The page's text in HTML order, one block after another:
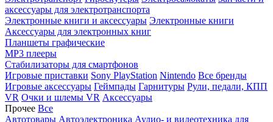
аксессуары для электротранспорта
Электронные книги и аксессуары Электронные книги
Аксессуары для электронных книг
Планшеты графические
MP3 плееры
Стабилизаторы для смартфонов
Игровые приставки Sony PlayStation Nintendo Все бренды
Игровые аксессуары Геймпады Гарнитуры Рули, педали, КПП
VR Очки и шлемы VR Аксессуары
Прочее Все
Автотовары Автоэлектроника Аудио- и видеотехника для